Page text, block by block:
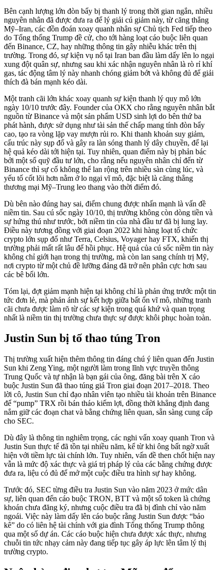
Bên cạnh lượng lớn đòn bẩy bị thanh lý trong thời gian ngắn, nhiều
nguyên nhân đã được đưa ra để lý giải cú giảm này, từ căng thẳng
Mỹ–Iran, các đồn đoán xoay quanh nhân sự Chủ tịch Fed tiếp theo
do Tổng thống Trump đề cử, cho tới hàng loạt cáo buộc liên quan
đến Binance, CZ, hay những thông tin gây nhiễu khác trên thị
trường. Trong đó, sự kiện vụ nổ tại Iran ban đầu làm dấy lên lo ngại
xung đột quân sự, nhưng sau khi xác nhận nguyên nhân là rò rỉ khí
gas, tác động tâm lý này nhanh chóng giảm bớt và không đủ để giải
thích đà bán mạnh kéo dài.
Một tranh cãi lớn khác xoay quanh sự kiện thanh lý quy mô lớn
ngày 10/10 trước đây. Founder của OKX cho rằng nguyên nhân bắt
nguồn từ Binance và một sản phẩm USD sinh lợi do bên thứ ba
phát hành, được sử dụng như tài sản thế chấp mang tính đòn bẩy
cao, tạo ra vòng lặp vay mượn rủi ro. Khi thanh khoản suy giảm,
cấu trúc này sụp đổ và gây ra làn sóng thanh lý dây chuyền, để lại
hệ quả kéo dài tới hiện tại. Tuy nhiên, quan điểm này bị phản bác
bởi một số quỹ đầu tư lớn, cho rằng nếu nguyên nhân chỉ đến từ
Binance thì sự cố không thể lan rộng trên nhiều sàn cùng lúc, và
yếu tố cốt lõi hơn nằm ở lo ngại vĩ mô, đặc biệt là căng thẳng
thương mại Mỹ–Trung leo thang vào thời điểm đó.
Dù bên nào đúng hay sai, điểm chung được nhấn mạnh là vấn đề
niềm tin. Sau cú sốc ngày 10/10, thị trường không còn dòng tiền và
sự hứng thú như trước, bởi niềm tin của nhà đầu tư đã bị lung lay.
Điều này tương đồng với giai đoạn 2022 khi hàng loạt tổ chức
crypto lớn sụp đổ như Terra, Celsius, Voyager hay FTX, khiến thị
trường phải mất rất lâu để hồi phục. Hệ quả của cú sốc niềm tin này
không chỉ giới hạn trong thị trường, mà còn lan sang chính trị Mỹ,
nơi crypto từ một chủ đề lưỡng đảng đã trở nên phân cực hơn sau
các bê bối lớn.
Tóm lại, đợt giảm mạnh hiện tại không chỉ là phản ứng trước một tin
tức đơn lẻ, mà phản ánh sự kết hợp giữa bất ổn vĩ mô, những tranh
cãi chưa được làm rõ từ các sự kiện trong quá khứ và quan trọng
nhất là niềm tin thị trường chưa thực sự được khôi phục hoàn toàn.
Justin Sun bị tố thao túng Tron
Thị trường xuất hiện thêm thông tin đáng chú ý liên quan đến Justin
Sun khi Zeng Ying, một người làm trong lĩnh vực truyền thông
Trung Quốc và tự nhận là bạn gái của ông, đăng bài trên X cáo
buộc Justin Sun đã thao túng giá Tron giai đoạn 2017–2018. Theo
lời cô, Justin Sun chỉ đạo nhân viên tạo nhiều tài khoản trên Binance
để “pump” TRX rồi bán tháo kiếm lợi, đồng thời khẳng định đang
nắm giữ các đoạn chat và bằng chứng liên quan, sẵn sàng cung cấp
cho SEC.
Dù đây là thông tin nghiêm trọng, các nghi vấn xoay quanh Tron và
Justin Sun thực tế đã tồn tại nhiều năm, kể từ khi ông bất ngờ xuất
hiện với tiềm lực tài chính lớn. Tuy nhiên, vấn đề then chốt hiện nay
vẫn là mức độ xác thực và giá trị pháp lý của các bằng chứng được
đưa ra, liệu có đủ để mở một cuộc điều tra hình sự hay không.
Trước đó, SEC từng điều tra Justin Sun vào năm 2023 ở mức dân
sự, liên quan đến cáo buộc TRON, BTT và một số token là chứng
khoán chưa đăng ký, nhưng cuộc điều tra đã bị đình chỉ vào năm
ngoái. Việc này làm dấy lên cáo buộc rằng Justin Sun được “bảo
kê” do có liên hệ tài chính với gia đình Tổng thống Trump thông
qua một số dự án. Các cáo buộc hiện chưa được xác thực, nhưng
chuỗi tin tức nhạy cảm này đang tiếp tục gây áp lực lên tâm lý thị
trường crypto.